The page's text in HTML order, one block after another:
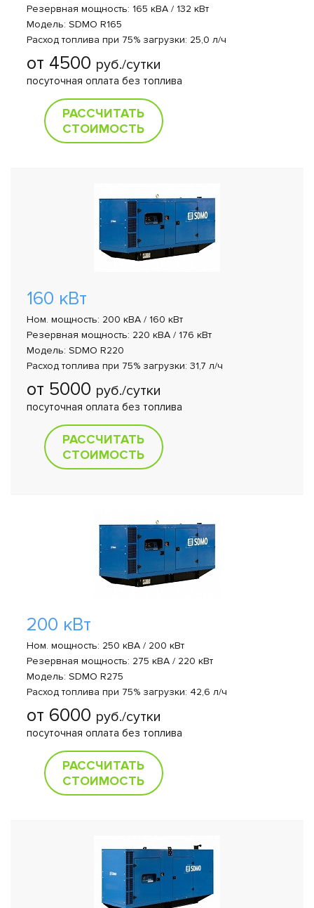
Резервная мощность: 165 кВА / 132 кВт
Модель: SDMO R165
Расход топлива при 75% загрузки: 25,0 л/ч
от 4500 руб./сутки
посуточная оплата без топлива
РАССЧИТАТЬ
СТОИМОСТЬ
160 кВт
Ном. мощность: 200 кВА / 160 кВт
Резервная мощность: 220 кВА / 176 кВт
Модель: SDMO R220
Расход топлива при 75% загрузки: 31,7 л/ч
от 5000 руб./сутки
посуточная оплата без топлива
РАССЧИТАТЬ
СТОИМОСТЬ
200 кВт
Ном. мощность: 250 кВА / 200 кВт
Резервная мощность: 275 кВА / 220 кВт
Модель: SDMO R275
Расход топлива при 75% загрузки: 42,6 л/ч
от 6000 руб./сутки
посуточная оплата без топлива
РАССЧИТАТЬ
СТОИМОСТЬ